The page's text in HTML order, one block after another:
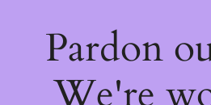
Pardon
We're